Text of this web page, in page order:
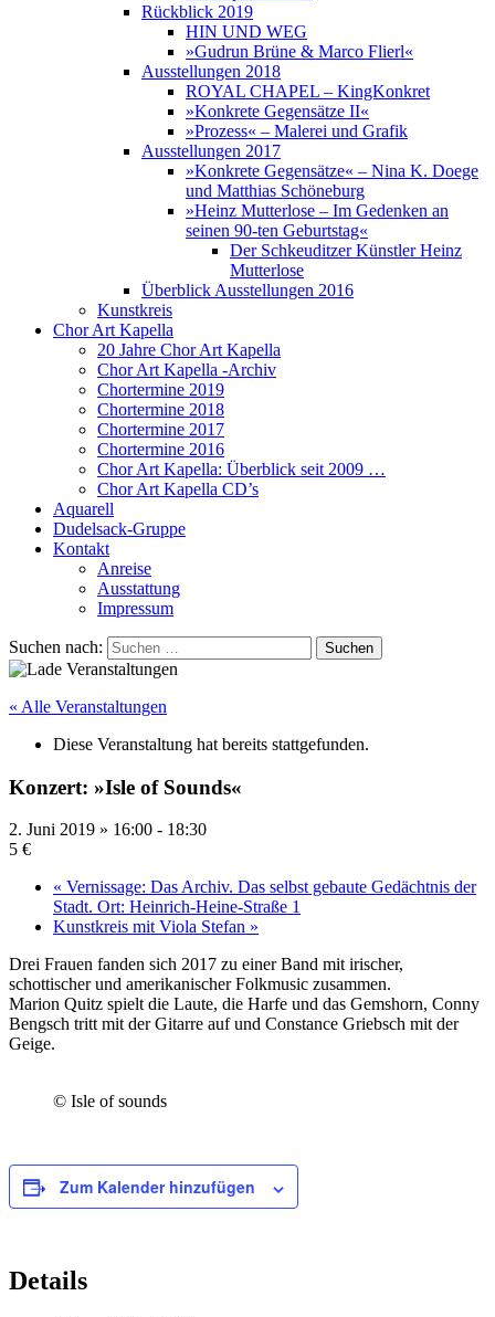
Rückblick 2019
HIN UND WEG
»Gudrun Brüne & Marco Flierl«
Ausstellungen 2018
ROYAL CHAPEL – KingKonkret
»Konkrete Gegensätze II«
»Prozess« – Malerei und Grafik
Ausstellungen 2017
»Konkrete Gegensätze« – Nina K. Doege
und Matthias Schöneburg
»Heinz Mutterlose – Im Gedenken an
seinen 90-ten Geburtstag«
Der Schkeuditzer Künstler Heinz
Mutterlose
Überblick Ausstellungen 2016
Kunstkreis
Chor Art Kapella
20 Jahre Chor Art Kapella
Chor Art Kapella -Archiv
Chortermine 2019
Chortermine 2018
Chortermine 2017
Chortermine 2016
Chor Art Kapella: Überblick seit 2009 …
Chor Art Kapella CD’s
Aquarell
Dudelsack-Gruppe
Kontakt
Anreise
Ausstattung
Impressum
Suchen nach:
« Alle Veranstaltungen
Diese Veranstaltung hat bereits stattgefunden.
Konzert: »Isle of Sounds«
2. Juni 2019 » 16:00 - 18:30
5 €
« Vernissage: Das Archiv. Das selbst gebaute Gedächtnis der
Stadt. Ort: Heinrich-Heine-Straße 1
Kunstkreis mit Viola Stefan »
Drei Frauen fanden sich 2017 zu einer Band mit irischer,
schottischer und amerikanischer Folkmusic zusammen.
Marion Quitz spielt die Laute, die Harfe und das Gemshorn, Conny
Bengsch tritt mit der Gitarre auf und Constance Griebsch mit der
Geige.
© Isle of sounds
Zum Kalender hinzufügen
Details